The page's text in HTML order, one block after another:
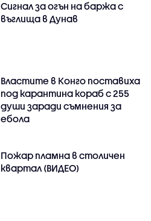
Сигнал за огън на баржа с
въглища в Дунав
Властите в Конго поставиха
под карантина кораб с 255
души заради съмнения за
ебола
Пожар пламна в столичен
квартал (ВИДЕО)